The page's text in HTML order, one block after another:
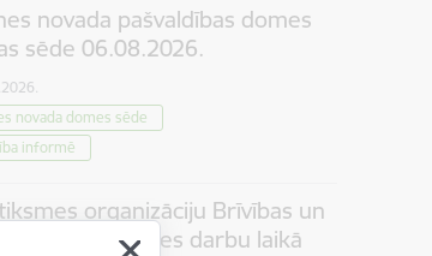
novada pašvaldības domes
sēde 06.08.2026.
novada domes sēde
informē
organizāciju Brīvības un
ielas pārbūves darbu laikā